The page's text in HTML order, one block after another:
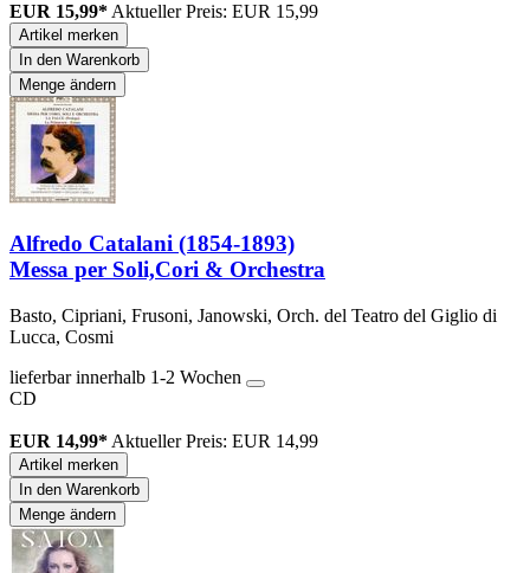
EUR 15,99* Aktueller Preis: EUR 15,99
Artikel merken
In den Warenkorb
Menge ändern
Alfredo Catalani (1854-1893)
Messa per Soli,Cori & Orchestra
Basto, Cipriani, Frusoni, Janowski, Orch. del Teatro del Giglio di
Lucca, Cosmi
lieferbar innerhalb 1-2 Wochen
CD
EUR 14,99* Aktueller Preis: EUR 14,99
Artikel merken
In den Warenkorb
Menge ändern